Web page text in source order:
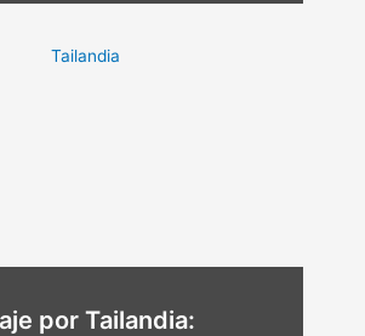
por Tailandia: